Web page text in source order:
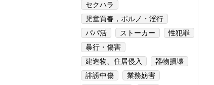
セクハラ
児童買春，ポルノ・淫行
パパ活
ストーカー
性犯罪
暴行・傷害
建造物、住居侵入
器物損壊
誹謗中傷
業務妨害